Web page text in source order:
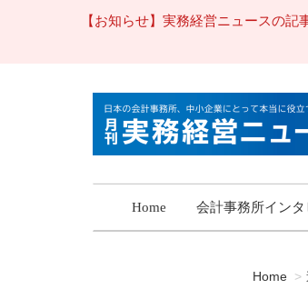
【お知らせ】実務経営ニュースの
Home 会計事務所インタ
Home